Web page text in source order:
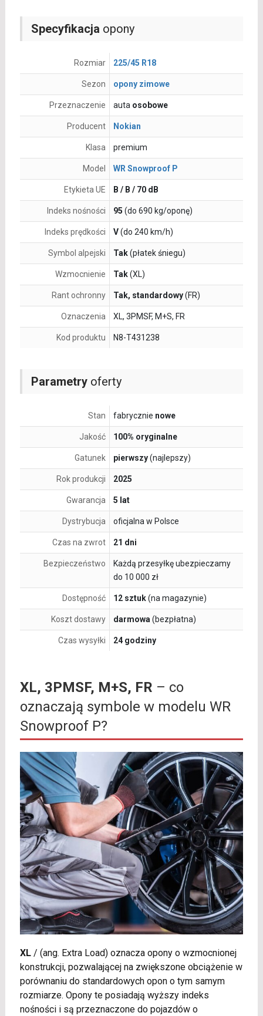
Parametryoferty
Stan fabrycznie nowe
Jakość 100% oryginalne
Gatunek pierwszy(najlepszy)
Rok produkcji 2025
Gwarancja 5 lat
Dystrybucja oficjalna w Polsce
Czas na zwrot 21 dni
Bezpieczeństwo
Każdą przesyłkę ubezpieczamy
do 10 000 zł
Dostępność 12 sztuk(na magazynie)
Koszt dostawy darmowa (bezpłatna)
Czas wysyłki 24 godziny
Specyfikacja opony
Rozmiar 225/45 R18
Sezon opony zimowe
Przeznaczenie auta osobowe
Producent Nokian
Klasa premium
Model WR Snowproof P
Etykieta UE B / B / 70 dB
Indeks nośności 95 (do 690 kg/oponę)
Indeks prędkości V(do 240 km/h)
Symbol alpejski Tak(płatek śniegu)
Wzmocnienie Tak(XL)
Rant ochronny Tak, standardowy(FR)
Oznaczenia XL, 3PMSF, M+S, FR
Kod produktu N8-T431238
XL, 3PMSF, M+S, FR – co
oznaczają symbole w modelu WR
Snowproof P?
XL/ (ang. Extra Load) oznacza opony o wzmocnionej
konstrukcji, pozwalającej na zwiększone obciążenie w
porównaniu do standardowych opon o tym samym
rozmiarze. Opony te posiadają wyższy indeks
nośności i są przeznaczone do pojazdów o